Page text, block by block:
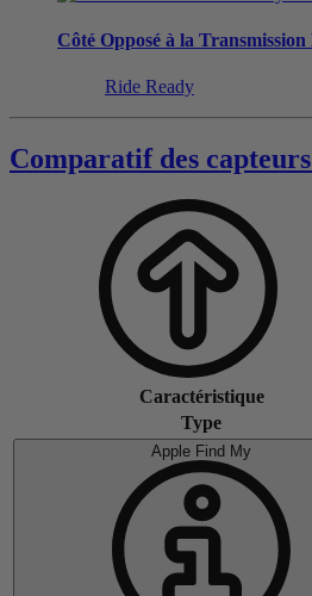
Côté Opposé à la Transmission
Ride Ready
Comparatif des
Caractéristique
Type
Apple Find My